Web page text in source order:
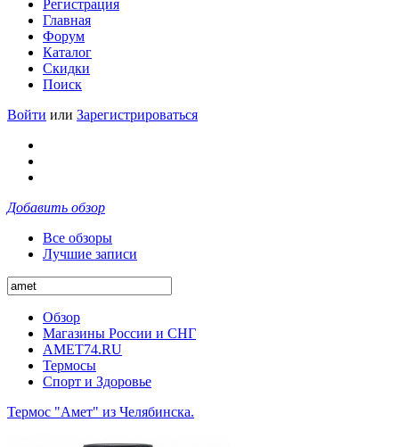
Регистрация
Главная
Форум
Каталог
Скидки
Поиск
Войти или Зарегистрироваться
Добавить обзор
Все обзоры
Лучшие записи
Обзор
Магазины России и СНГ
AMET74.RU
Термосы
Спорт и Здоровье
Термос "Амет" из Челябинска.